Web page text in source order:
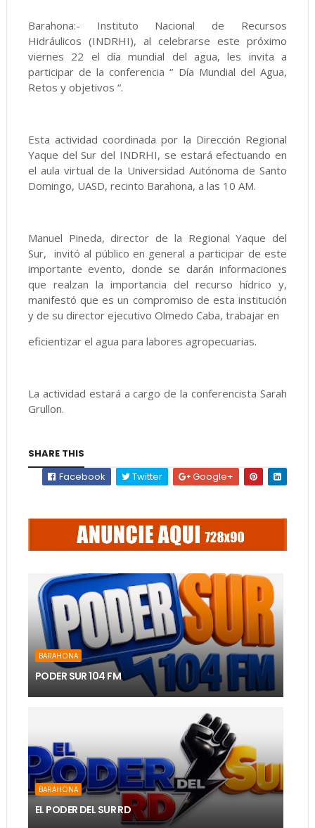
Barahona:- Instituto Nacional de Recursos
Hidráulicos (INDRHI), al celebrarse este próximo
viernes 22 el día mundial del agua, les invita a
participar de la conferencia “ Día Mundial del Agua,
Retos y objetivos “.
Esta actividad coordinada por la Dirección Regional
Yaque del Sur del INDRHI, se estará efectuando en
el aula virtual de la Universidad Autónoma de Santo
Domingo, UASD, recinto Barahona, a las 10 AM.
Manuel Pineda, director de la Regional Yaque del
Sur, invitó al público en general a participar de este
importante evento, donde se darán informaciones
que realzan la importancia del recurso hídrico y,
manifestó que es un compromiso de esta institución
y de su director ejecutivo Olmedo Caba, trabajar en
eficientizar el agua para labores agropecuarias.
La actividad estará a cargo de la conferencista Sarah
Grullon.
SHARE THIS
Facebook
Twitter Google+
BARAHONA
PODER SUR 104 FM
BARAHONA
EL PODER DEL SUR RD